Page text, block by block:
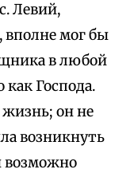
Левий,
вполне мог бы
в любой
Господа.
он не
возникнуть
возможно